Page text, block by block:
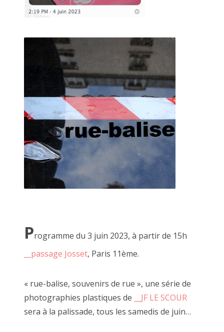
Programme du 3 juin 2023, à partir de 15h
__passage Josset, Paris 11ème.
« rue-balise, souvenirs de rue », une série de
photographies plastiques de
__JF LE SCOUR
sera à la palissade, tous les samedis de juin…
Mural vague à bonds, 16 novembre 2019